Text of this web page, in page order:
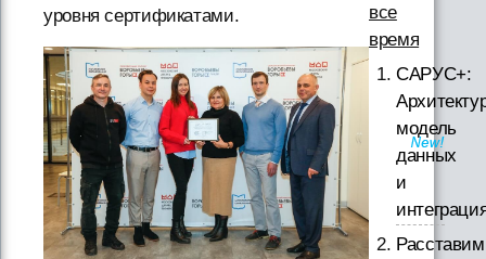
уровня сертификатами.
все
время
САРУС+:
модель
данных
и
Расставим